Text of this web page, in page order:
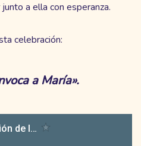
a ella con esperanza.
celebración:
a María».